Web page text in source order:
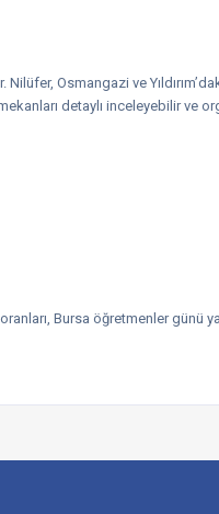
Osmangazi ve
detaylı inceleyebilir ve
Bursa öğretmenler günü